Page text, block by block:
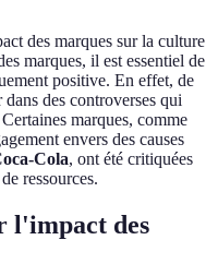
des marques sur la culture
marques, il est essentiel de
positive. En effet, de
des controverses qui
marques, comme
envers des causes
Cola, ont été critiquées
ressources.
l'impact des